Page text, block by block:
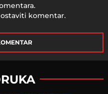
komentar.